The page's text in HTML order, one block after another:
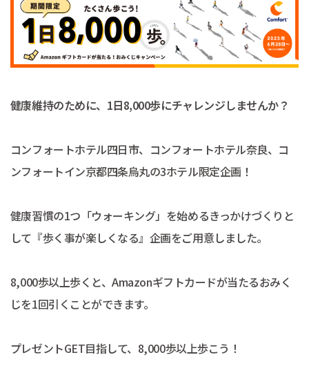
健康維持のために、1日8,000歩にチャレンジしませんか？
コンフォートホテル四日市、コンフォートホテル奈良、コ
ンフォートイン京都四条烏丸の3ホテル限定企画！
健康習慣の1つ「ウォーキング」を始めるきっかけづくりと
して『歩く事が楽しくなる』企画をご用意しました。
8,000歩以上歩くと、Amazonギフトカードが当たるおみく
じを1回引くことができます。
プレゼントGET目指して、8,000歩以上歩こう！